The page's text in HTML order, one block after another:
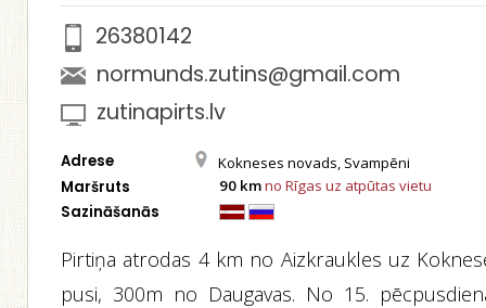
26380142
normunds.zutins@gmail.com
zutinapirts.lv
Adrese Kokneses novads, Svampēni
Maršruts 90 kmno Rīgas uz atpūtas vietu
Sazināšanās
Pirtiņa atrodas 4 km no Aizkraukles uz
pusi, 300m no Daugavas. No 15.